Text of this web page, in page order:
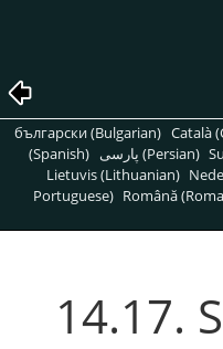
български (Bulgarian) Català
(Spanish)
پارسی (Persian)
Lietuvis (Lithuanian)
Portuguese) Română
14.17.